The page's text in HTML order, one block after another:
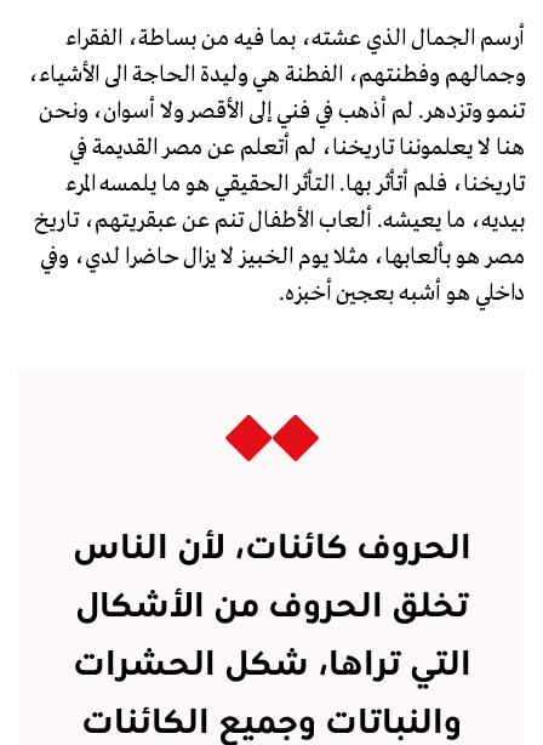
أرسم الجمال الذي عشته، بما فيه من بساطة، الفقراء
وجمالهم وفطنتهم، الفطنة هي وليدة الحاجة الى الأشياء،
تنمو وتزدهر. لم أذهب في فني إلى الأقصر ولا أسوان، ونحن
هنا لا يعلموننا تاريخنا، لم أتعلم عن مصر القديمة في
تاريخنا، فلم أتأثر بها. التأثر الحقيقي هو ما يلمسه المرء
بيديه، ما يعيشه. ألعاب الأطفال تنم عن عبقريتهم، تاريخ
مصر هو بألعابها، مثلا يوم الخبيز لا يزال حاضرا لدي، وفي
داخلي هو أشبه بعجين أخبزه.
الحروف كائنات، لأن الناس
تخلق الحروف من الأشكال
التي تراها، شكل الحشرات
والنباتات وجميع الكائنات